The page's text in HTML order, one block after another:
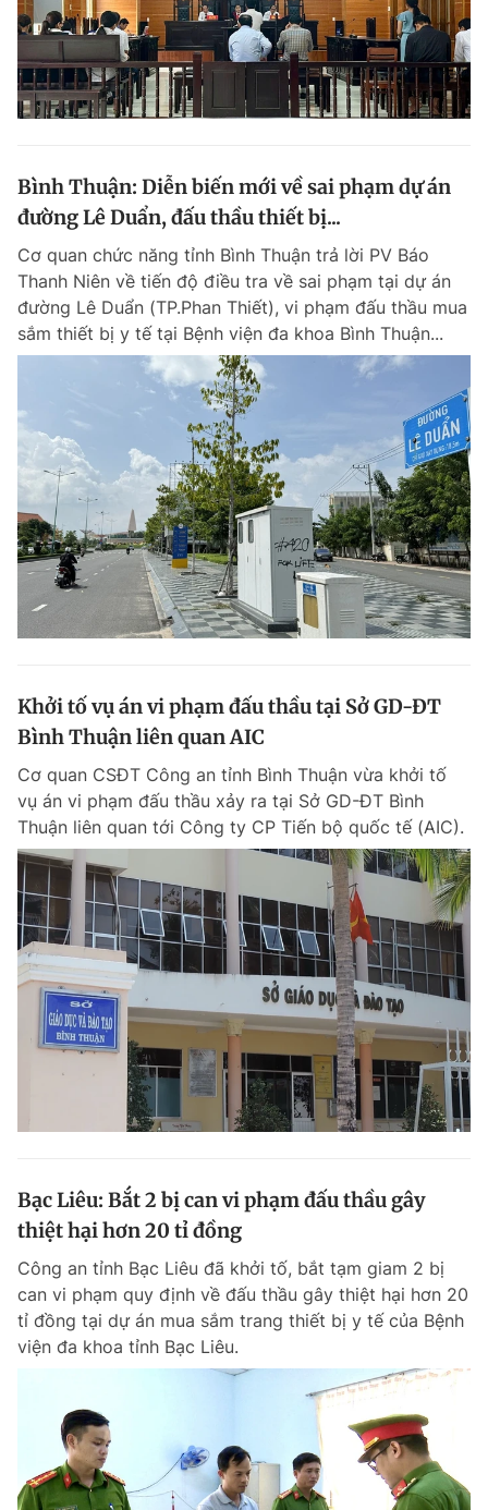
Bình Thuận: Diễn biến mới về sai phạm dự án
đường Lê Duẩn, đấu thầu thiết bị...
Cơ quan chức năng tỉnh Bình Thuận trả lời PV Báo
Thanh Niên về tiến độ điều tra về sai phạm tại dự án
đường Lê Duẩn (TP.Phan Thiết), vi phạm đấu thầu mua
sắm thiết bị y tế tại Bệnh viện đa khoa Bình Thuận...
Khởi tố vụ án vi phạm đấu thầu tại Sở GD-ĐT
Bình Thuận liên quan AIC
Cơ quan CSĐT Công an tỉnh Bình Thuận vừa khởi tố
vụ án vi phạm đấu thầu xảy ra tại Sở GD-ĐT Bình
Thuận liên quan tới Công ty CP Tiến bộ quốc tế (AIC).
Bạc Liêu: Bắt 2 bị can vi phạm đấu thầu gây
thiệt hại hơn 20 tỉ đồng
Công an tỉnh Bạc Liêu đã khởi tố, bắt tạm giam 2 bị
can vi phạm quy định về đấu thầu gây thiệt hại hơn 20
tỉ đồng tại dự án mua sắm trang thiết bị y tế của Bệnh
viện đa khoa tỉnh Bạc Liêu.